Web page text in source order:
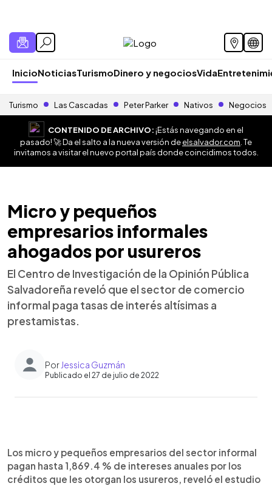
InicioNoticiasTurismoDinero y negociosVida
Turismo Las Cascadas Peter Parker Nativos Negocios
CONTENIDO DE ARCHIVO:¡Estás navegando en el
pasado! 🚀 Da el salto a la nueva versión deelsalvador.com . Te
invitamos a visitar el nuevo portal país donde coincidimos todos.
Micro y pequeños
empresarios informales
ahogados por usureros
El Centro de Investigación de la Opinión Pública
Salvadoreña reveló que el sector de comercio
informal paga tasas de interés altísimas a
prestamistas.
Por Jessica Guzmán
Publicado el 27 de julio de 2022
Escuchar artículo
Los micro y pequeños empresarios del sector informal
pagan hasta 1,869.4 % de intereses anuales por los
créditos que les otorgan los usureros, reveló el estudio